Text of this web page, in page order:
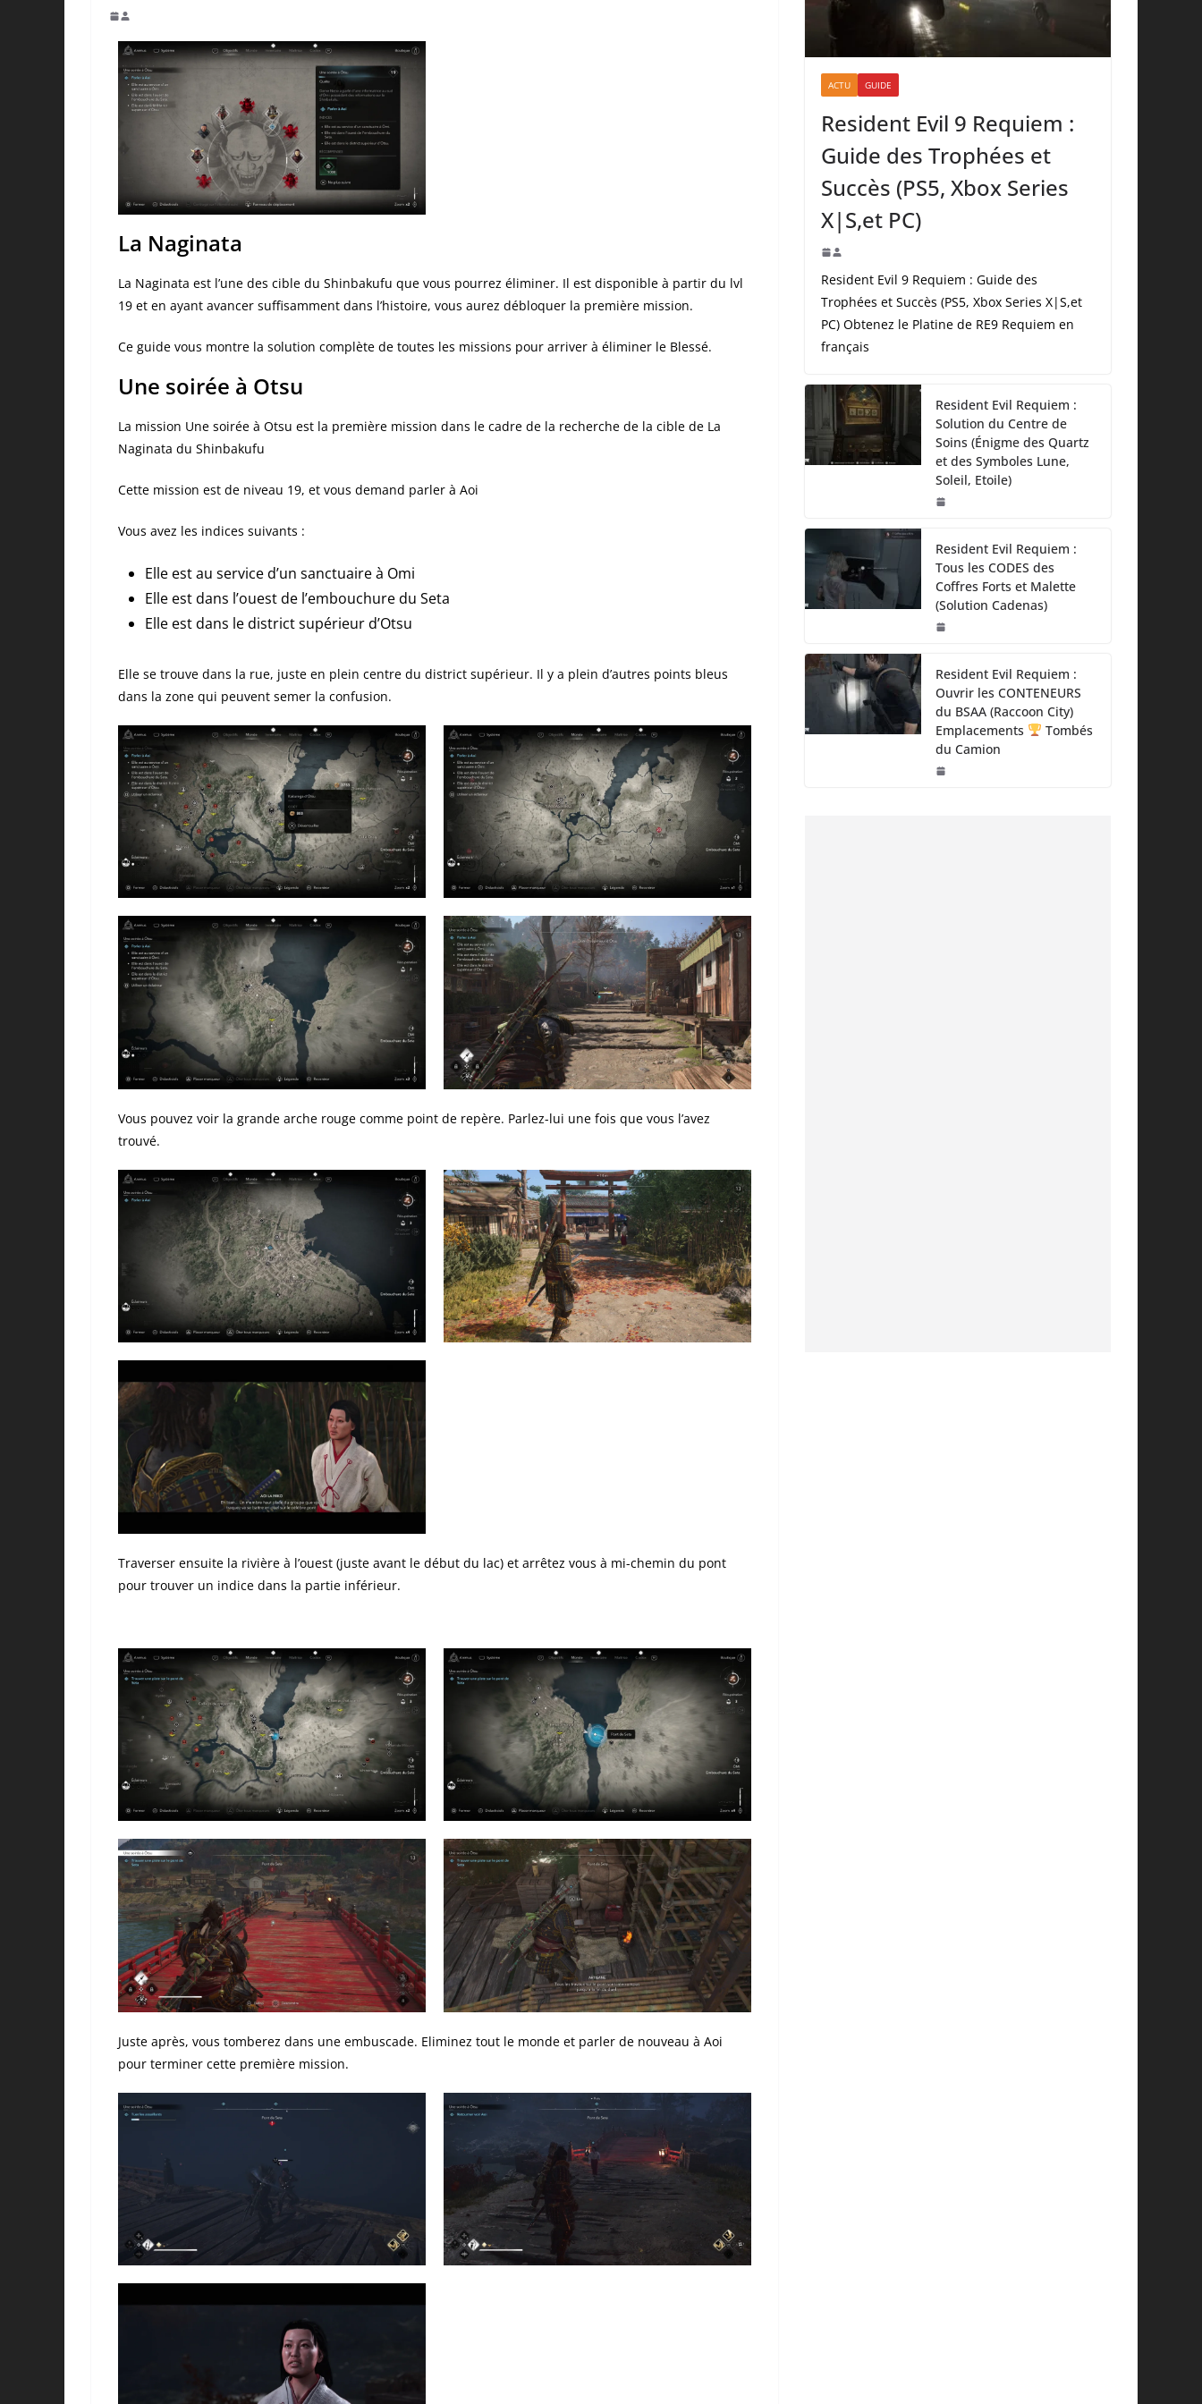
La Naginata
La Naginata est l’une des cible du Shinbakufu que vous pourrez éliminer. Il est disponible à partir du lvl
19 et en ayant avancer suffisamment dans l’histoire, vous aurez débloquer la première mission.
Ce guide vous montre la solution complète de toutes les missions pour arriver à éliminer le Blessé.
Une soirée à Otsu
La mission Une soirée à Otsu est la première mission dans le cadre de la recherche de la cible de La
Naginata du Shinbakufu
Cette mission est de niveau 19, et vous demand parler à Aoi
Vous avez les indices suivants :
Elle est au service d’un sanctuaire à Omi
Elle est dans l’ouest de l’embouchure du Seta
Elle est dans le district supérieur d’Otsu
Elle se trouve dans la rue, juste en plein centre du district supérieur. Il y a plein d’autres points bleus
dans la zone qui peuvent semer la confusion.
Vous pouvez voir la grande arche rouge comme point de repère. Parlez-lui une fois que vous l’avez
trouvé.
Traverser ensuite la rivière à l’ouest (juste avant le début du lac) et arrêtez vous à mi-chemin du pont
pour trouver un indice dans la partie inférieur.
Juste après, vous tomberez dans une embuscade. Eliminez tout le monde et parler de nouveau à Aoi
pour terminer cette première mission.
ACTU GUIDE
Resident Evil 9 Requiem :
Guide des Trophées et
Succès (PS5, Xbox Series
X|S,et PC)
Resident Evil 9 Requiem : Guide des
Trophées et Succès (PS5, Xbox Series X|S,et
PC) Obtenez le Platine de RE9 Requiem en
français
Resident Evil Requiem :
Solution du Centre de
Soins (Énigme des Quartz
et des Symboles Lune,
Soleil, Etoile)
Resident Evil Requiem :
Tous les CODES des
Coffres Forts et Malette
(Solution Cadenas)
Resident Evil Requiem :
Ouvrir les CONTENEURS
du BSAA (Raccoon City)
Emplacements
Tombés
du Camion